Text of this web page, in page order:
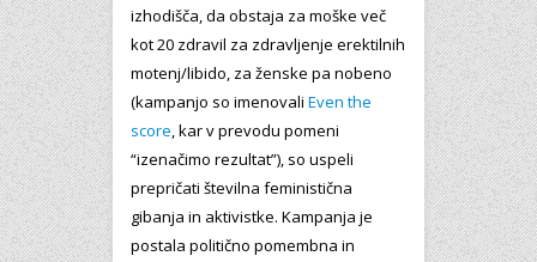
izhodišča, da obstaja za moške več
kot 20 zdravil za zdravljenje erektilnih
motenj/libido, za ženske pa nobeno
(kampanjo so imenovali Even the
score, kar v prevodu pomeni
“izenačimo rezultat”), so uspeli
prepričati številna feministična
gibanja in aktivistke. Kampanja je
postala politično pomembna in